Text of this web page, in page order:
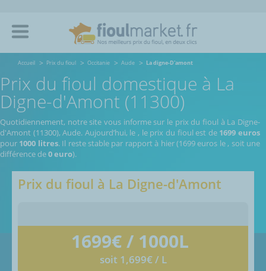
Accueil Prix du fioul Occitanie Aude La digne-D'amont
Prix du fioul domestique à La
Digne-d'Amont (11300)
Quotidiennement, notre site vous informe sur le prix du fioul à La Digne-
d'Amont (11300), Aude. Aujourd’hui, le , le prix du fioul est de 1699 euros
pour 1000 litres. Il reste stable par rapport à hier (1699 euros le, soit une
différence de0 euro).
Prix du fioul à La Digne-d'Amont
1699€ / 1000L
soit 1,699€ / L